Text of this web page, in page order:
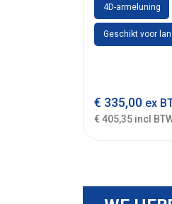
4D-armeluning
Geschikt voor
€ 335,00 ex
€ 405,35 incl